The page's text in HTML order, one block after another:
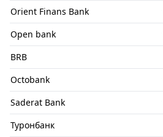
Orient Finans Bank
Open bank
BRB
Octobank
Saderat Bank
Туронбанк